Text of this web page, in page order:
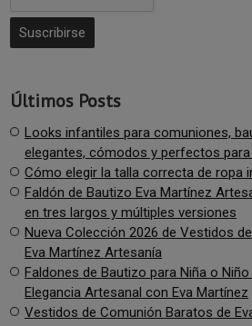
Últimos Posts
Looks infantiles para comuniones,
elegantes, cómodos y perfectos
Cómo elegir la talla correcta de ropa
Faldón de Bautizo Eva Martínez
en tres largos y múltiples versiones
Nueva Colección 2026 de Vestidos
Eva Martínez Artesanía
Faldones de Bautizo para Niña o
Elegancia Artesanal con Eva Martínez
Vestidos de Comunión Baratos de